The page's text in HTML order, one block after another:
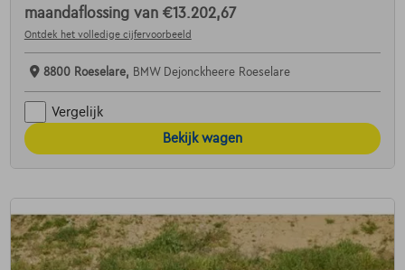
maandaflossing van €13.202,67
Ontdek het volledige cijfervoorbeeld
8800 Roeselare, BMW Dejonckheere Roeselare
Vergelijk
Bekijk wagen